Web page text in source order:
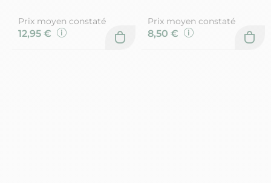
Prix moyen constaté
12,95 €
Prix moyen constaté
8,50 €